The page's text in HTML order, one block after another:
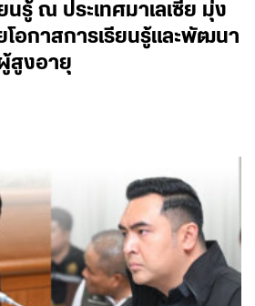
นรู้ ณ ประเทศมาเลเซีย มุ่ง
โอกาสการเรียนรู้และพัฒนา
สูงอายุ